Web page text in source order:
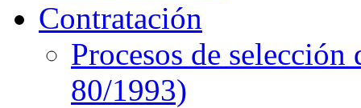
Contratación
Procesos de
80/1993)